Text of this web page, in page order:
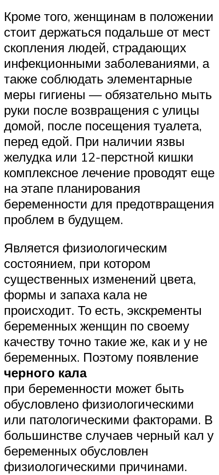
Кроме того, женщинам в положении
стоит держаться подальше от мест
скопления людей, страдающих
инфекционными заболеваниями, а
также соблюдать элементарные
меры гигиены — обязательно мыть
руки после возвращения с улицы
домой, после посещения туалета,
перед едой. При наличии язвы
желудка или 12-перстной кишки
комплексное лечение проводят еще
на этапе планирования
беременности для предотвращения
проблем в будущем.
Является физиологическим
состоянием, при котором
существенных изменений цвета,
формы и запаха кала не
происходит. То есть, экскременты
беременных женщин по своему
качеству точно такие же, как и у не
беременных. Поэтому появление
черного кала
при беременности может быть
обусловлено физиологическими
или патологическими факторами. В
большинстве случаев черный кал у
беременных обусловлен
физиологическими причинами.